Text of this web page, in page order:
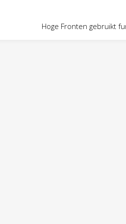
Hoge Fronten gebruikt